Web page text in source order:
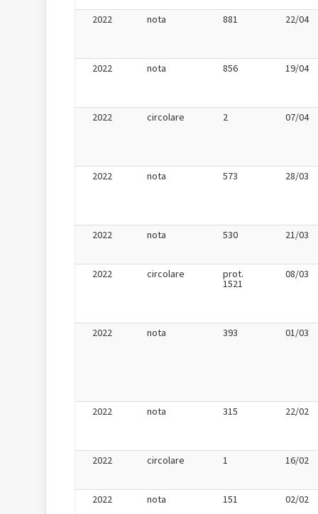
2022 nota 881 22/04
2022 nota 856 19/04
2022 circolare 2 07/04
2022 nota 573 28/03
2022 nota 530 21/03
2022 circolare prot.
1521
08/03
2022 nota 393 01/03
2022 nota 315 22/02
2022 circolare 1 16/02
2022 nota 151 02/02